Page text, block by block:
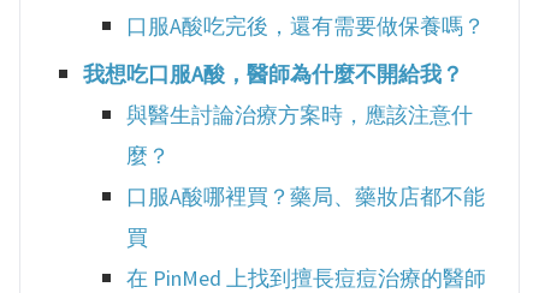
口服A酸吃完後，還有需要做保養嗎？
我想吃口服A酸，醫師為什麼不開給我？
與醫生討論治療方案時，應該注意什
麼？
口服A酸哪裡買？藥局、藥妝店都不能
買
在 PinMed 上找到擅長痘痘治療的醫師